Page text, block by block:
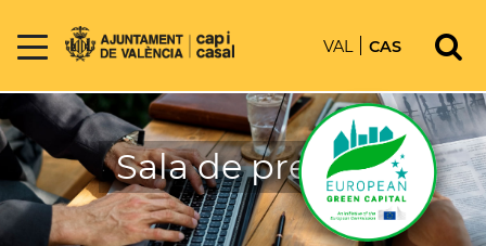
VAL CAS
Sala de prensa